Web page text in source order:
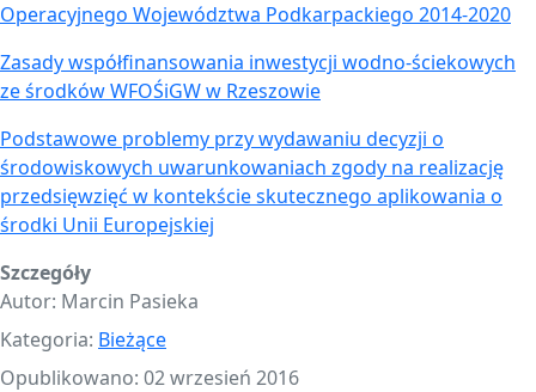
Operacyjnego Województwa Podkarpackiego 2014-2020
Zasady współfinansowania inwestycji wodno-ściekowych
ze środków WFOŚiGW w Rzeszowie
Podstawowe problemy przy wydawaniu decyzji o
środowiskowych uwarunkowaniach zgody na realizację
przedsięwzięć w kontekście skutecznego aplikowania o
środki Unii Europejskiej
Szczegóły
Autor: Marcin Pasieka
Kategoria: Bieżące
Opublikowano: 02 wrzesień 2016